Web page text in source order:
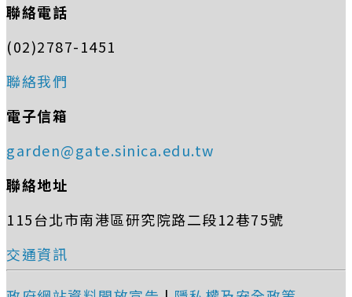
聯絡電話
(02)2787-1451
聯絡我們
電子信箱
garden@gate.sinica.edu.tw
聯絡地址
115台北市南港區研究院路二段12巷75號
交通資訊